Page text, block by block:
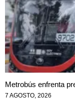
Metrobús enfrenta
7 AGOSTO, 2026